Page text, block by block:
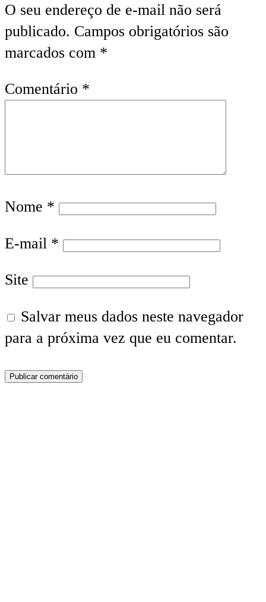
O seu endereço de e-mail não será
publicado. Campos obrigatórios são
marcados com *
Comentário *
Nome *
E-mail *
Site
Salvar meus dados neste navegador
para a próxima vez que eu comentar.